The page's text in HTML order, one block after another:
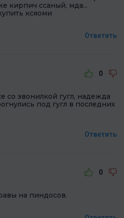
кирпич ссаный, мда...
ксяоми
Ответить
0
со звонилкой гугл, надежда
под гугл в последних
Ответить
0
на пиндосов.